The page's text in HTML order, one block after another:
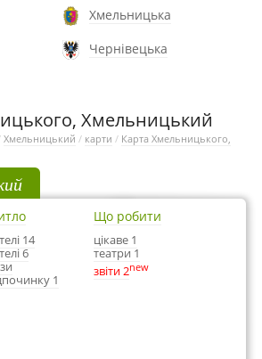
Хмельницька
Чернівецька
Хмельницький
Хмельницький / карти / Карта Хмельницького,
14
6
1
Що робити
цікаве 1
театри 1
звіти 2new